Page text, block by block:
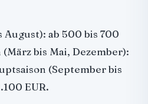
August): ab 500 bis 700
bis Mai, Dezember):
(September bis
EUR.